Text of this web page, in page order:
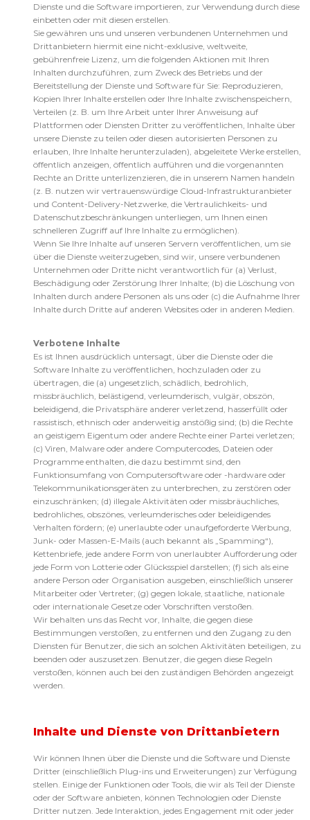
Dienste und die Software importieren, zur Verwendung durch diese
einbetten oder mit diesen erstellen.
Sie gewähren uns und unseren verbundenen Unternehmen und
Drittanbietern hiermit eine nicht-exklusive, weltweite,
gebührenfreie Lizenz, um die folgenden Aktionen mit Ihren
Inhalten durchzuführen, zum Zweck des Betriebs und der
Bereitstellung der Dienste und Software für Sie: Reproduzieren,
Kopien Ihrer Inhalte erstellen oder Ihre Inhalte zwischenspeichern,
Verteilen (z. B. um Ihre Arbeit unter Ihrer Anweisung auf
Plattformen oder Diensten Dritter zu veröffentlichen, Inhalte über
unsere Dienste zu teilen oder diesen autorisierten Personen zu
erlauben, Ihre Inhalte herunterzuladen), abgeleitete Werke erstellen,
öffentlich anzeigen, öffentlich aufführen und die vorgenannten
Rechte an Dritte unterlizenzieren, die in unserem Namen handeln
(z. B. nutzen wir vertrauenswürdige Cloud-Infrastrukturanbieter
und Content-Delivery-Netzwerke, die Vertraulichkeits- und
Datenschutzbeschränkungen unterliegen, um Ihnen einen
schnelleren Zugriff auf Ihre Inhalte zu ermöglichen).
Wenn Sie Ihre Inhalte auf unseren Servern veröffentlichen, um sie
über die Dienste weiterzugeben, sind wir, unsere verbundenen
Unternehmen oder Dritte nicht verantwortlich für (a) Verlust,
Beschädigung oder Zerstörung Ihrer Inhalte; (b) die Löschung von
Inhalten durch andere Personen als uns oder (c) die Aufnahme Ihrer
Inhalte durch Dritte auf anderen Websites oder in anderen Medien.
Verbotene Inhalte
Es ist Ihnen ausdrücklich untersagt, über die Dienste oder die
Software Inhalte zu veröffentlichen, hochzuladen oder zu
übertragen, die (a) ungesetzlich, schädlich, bedrohlich,
missbräuchlich, belästigend, verleumderisch, vulgär, obszön,
beleidigend, die Privatsphäre anderer verletzend, hasserfüllt oder
rassistisch, ethnisch oder anderweitig anstößig sind; (b) die Rechte
an geistigem Eigentum oder andere Rechte einer Partei verletzen;
(c) Viren, Malware oder andere Computercodes, Dateien oder
Programme enthalten, die dazu bestimmt sind, den
Funktionsumfang von Computersoftware oder -hardware oder
Telekommunikationsgeräten zu unterbrechen, zu zerstören oder
einzuschränken; (d) illegale Aktivitäten oder missbräuchliches,
bedrohliches, obszönes, verleumderisches oder beleidigendes
Verhalten fördern; (e) unerlaubte oder unaufgeforderte Werbung,
Junk- oder Massen-E-Mails (auch bekannt als „Spamming“),
Kettenbriefe, jede andere Form von unerlaubter Aufforderung oder
jede Form von Lotterie oder Glücksspiel darstellen; (f) sich als eine
andere Person oder Organisation ausgeben, einschließlich unserer
Mitarbeiter oder Vertreter; (g) gegen lokale, staatliche, nationale
oder internationale Gesetze oder Vorschriften verstoßen.
Wir behalten uns das Recht vor, Inhalte, die gegen diese
Bestimmungen verstoßen, zu entfernen und den Zugang zu den
Diensten für Benutzer, die sich an solchen Aktivitäten beteiligen, zu
beenden oder auszusetzen. Benutzer, die gegen diese Regeln
verstoßen, können auch bei den zuständigen Behörden angezeigt
werden.
Inhalte und Dienste von Drittanbietern
Wir können Ihnen über die Dienste und die Software und Dienste
Dritter (einschließlich Plug-ins und Erweiterungen) zur Verfügung
stellen. Einige der Funktionen oder Tools, die wir als Teil der Dienste
oder der Software anbieten, können Technologien oder Dienste
Dritter nutzen. Jede Interaktion, jedes Engagement mit oder jeder